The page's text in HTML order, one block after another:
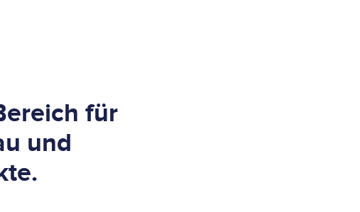
für
und